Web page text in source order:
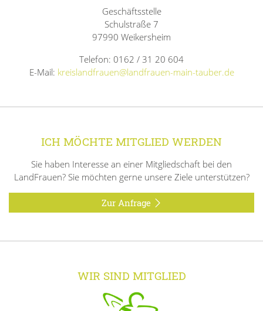
Geschäftsstelle
Schulstraße 7
97990 Weikersheim
Telefon: 0162 / 31 20 604
E-Mail: kreislandfrauen@landfrauen-main-tauber.de
ICH MÖCHTE MITGLIED WERDEN
Sie haben Interesse an einer Mitgliedschaft bei den
LandFrauen? Sie möchten gerne unsere Ziele unterstützen?
Zur Anfrage
WIR SIND MITGLIED